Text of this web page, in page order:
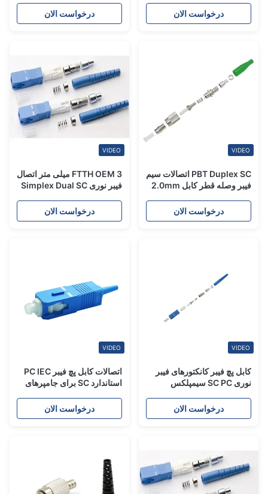
درخواست الان
درخواست الان
VIDEO
PBT Duplex SC اتصالات سیم
فیبر وصله قطر کابل 2.0mm
درخواست الان
VIDEO
FTTH OEM 3 میلی متر اتصال
فیبر نوری Simplex Dual SC
درخواست الان
VIDEO
کابل پچ فیبر کانکتورهای فیبر
نوری SC PC سیمپلکس
میلی‌متری با مواد بادوام
درخواست الان
VIDEO
اتصالات کابل پچ فیبر PC IEC
استاندارد SC برای جامپرهای
درخواست الان